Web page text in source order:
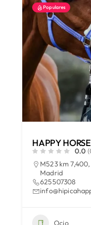
Populares
HAPPY HORSE
0.0
M523 km
Madrid
625507308
Ocio